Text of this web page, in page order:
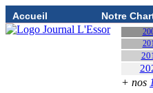
Accueil Notre
+ nos